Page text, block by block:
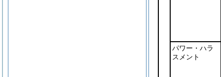
パワー・ハラ
スメント